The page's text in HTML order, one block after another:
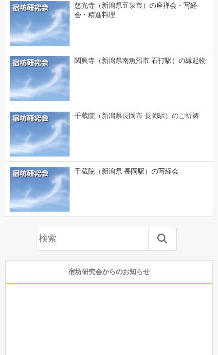
慈光寺（新潟県五泉市）の座禅会・写経
会・精進料理
関興寺（新潟県南魚沼市 石打駅）の縁起物
千蔵院（新潟県長岡市 長岡駅）のご祈祷
千蔵院（新潟県 長岡駅）の写経会
宿坊研究会からのお知らせ